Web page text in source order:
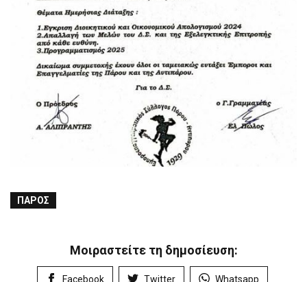
ΠΆΡΟΣ
Μοιραστείτε τη δημοσίευση:
Facebook Twitter Whatsapp